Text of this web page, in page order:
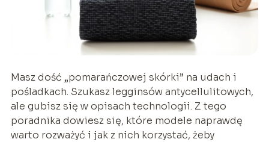
Masz dość „pomarańczowej skórki” na udach i
pośladkach. Szukasz legginsów antycellulitowych,
ale gubisz się w opisach technologii. Z tego
poradnika dowiesz się, które modele naprawdę
warto rozważyć i jak z nich korzystać, żeby